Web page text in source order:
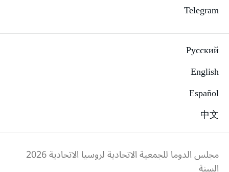
Telegram
Русский
English
Español
中文
مجلس الدوما للجمعية الاتحادية لروسيا الاتحادية2026